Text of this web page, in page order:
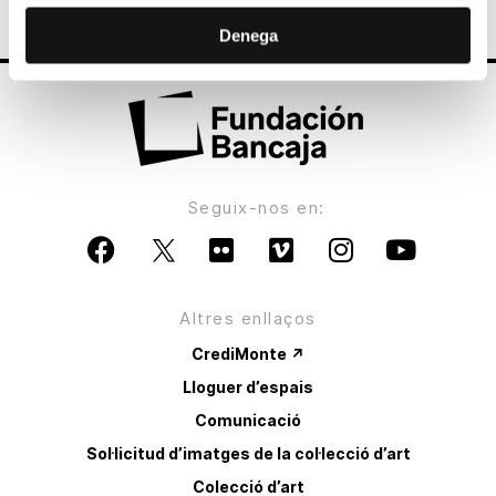
Denega
Seguix-nos en:
Altres enllaços
CrediMonte ↗
Lloguer d’espais
Comunicació
Sol·licitud d’imatges de la col·lecció d’art
Colecció d’art